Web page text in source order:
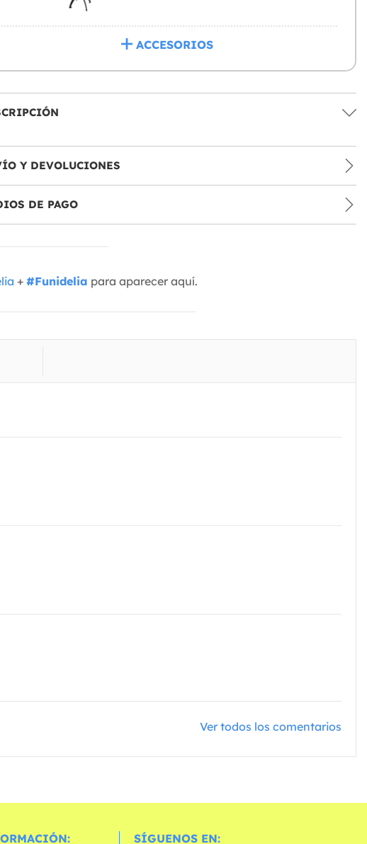
ACCESORIOS
Y DEVOLUCIONES
DE PAGO
+ #Funidelia para aparecer aquí.
Ver todos los comentarios
SÍGUENOS EN: